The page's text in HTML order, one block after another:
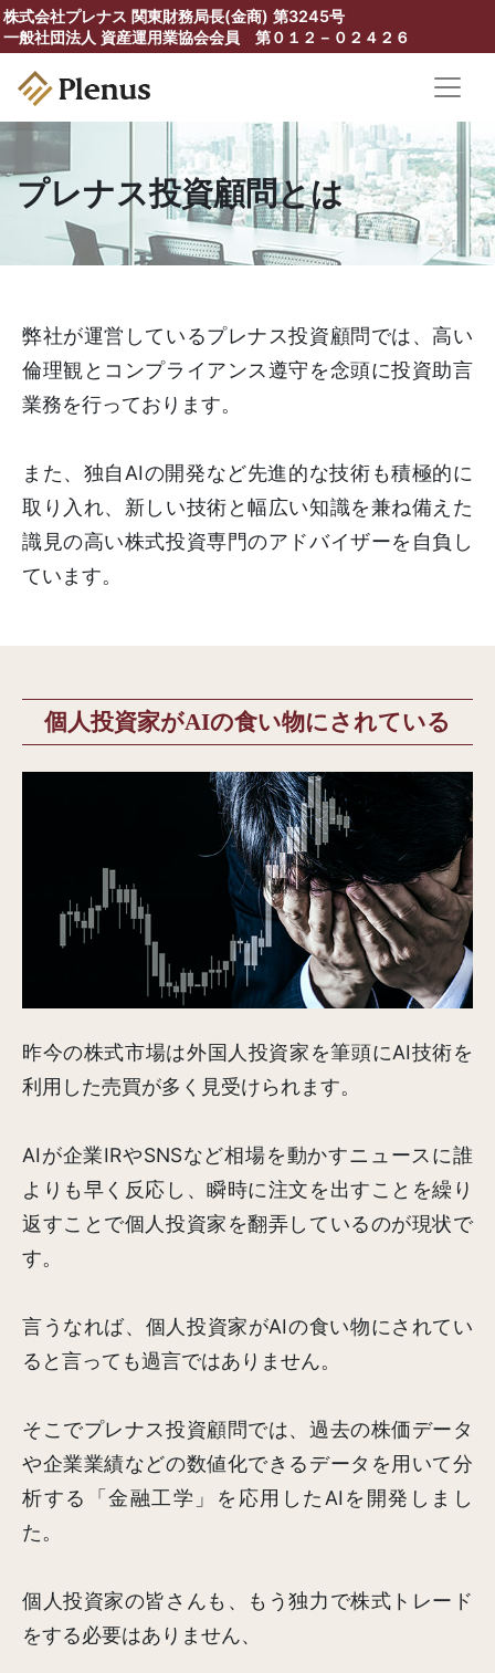
株式会社プレナス 関東財務局長(金商) 第3245号
一般社団法人 資産運用業協会会員 第０１２－０２４２６
プレナス投資顧問とは
弊社が運営しているプレナス投資顧問では、高い
倫理観とコンプライアンス遵守を念頭に投資助言
業務を行っております。
また、独自AIの開発など先進的な技術も積極的に
取り入れ、新しい技術と幅広い知識を兼ね備えた
識見の高い株式投資専門のアドバイザーを自負し
ています。
個人投資家がAIの食い物にされている
昨今の株式市場は外国人投資家を筆頭にAI技術を
利用した売買が多く見受けられます。
AIが企業IRやSNSなど相場を動かすニュースに誰
よりも早く反応し、瞬時に注文を出すことを繰り
返すことで個人投資家を翻弄しているのが現状で
す。
言うなれば、個人投資家がAIの食い物にされてい
ると言っても過言ではありません。
そこでプレナス投資顧問では、過去の株価データ
や企業業績などの数値化できるデータを用いて分
析する「金融工学」を応用したAIを開発しまし
た。
個人投資家の皆さんも、もう独力で株式トレード
をする必要はありません、